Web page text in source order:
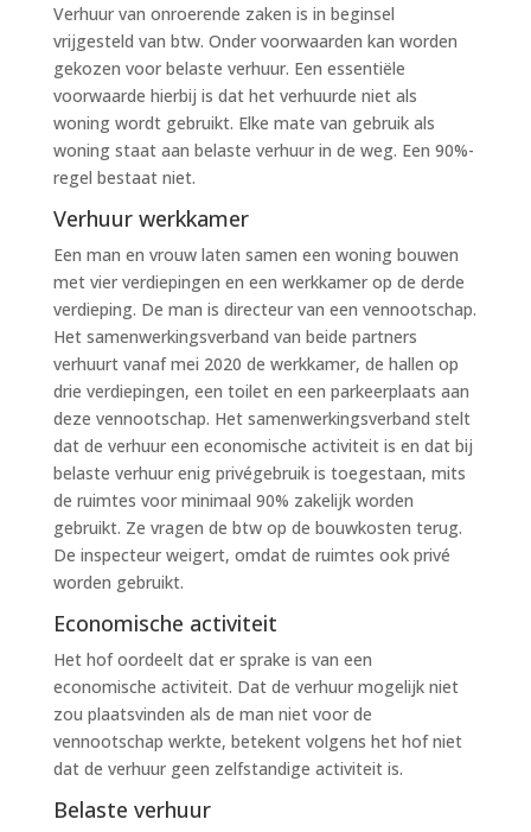
Verhuur van onroerende zaken is in beginsel
vrijgesteld van btw. Onder voorwaarden kan worden
gekozen voor belaste verhuur. Een essentiële
voorwaarde hierbij is dat het verhuurde niet als
woning wordt gebruikt. Elke mate van gebruik als
woning staat aan belaste verhuur in de weg. Een 90%-
regel bestaat niet.
Verhuur werkkamer
Een man en vrouw laten samen een woning bouwen
met vier verdiepingen en een werkkamer op de derde
verdieping. De man is directeur van een vennootschap.
Het samenwerkingsverband van beide partners
verhuurt vanaf mei 2020 de werkkamer, de hallen op
drie verdiepingen, een toilet en een parkeerplaats aan
deze vennootschap. Het samenwerkingsverband stelt
dat de verhuur een economische activiteit is en dat bij
belaste verhuur enig privégebruik is toegestaan, mits
de ruimtes voor minimaal 90% zakelijk worden
gebruikt. Ze vragen de btw op de bouwkosten terug.
De inspecteur weigert, omdat de ruimtes ook privé
worden gebruikt.
Economische activiteit
Het hof oordeelt dat er sprake is van een
economische activiteit. Dat de verhuur mogelijk niet
zou plaatsvinden als de man niet voor de
vennootschap werkte, betekent volgens het hof niet
dat de verhuur geen zelfstandige activiteit is.
Belaste verhuur